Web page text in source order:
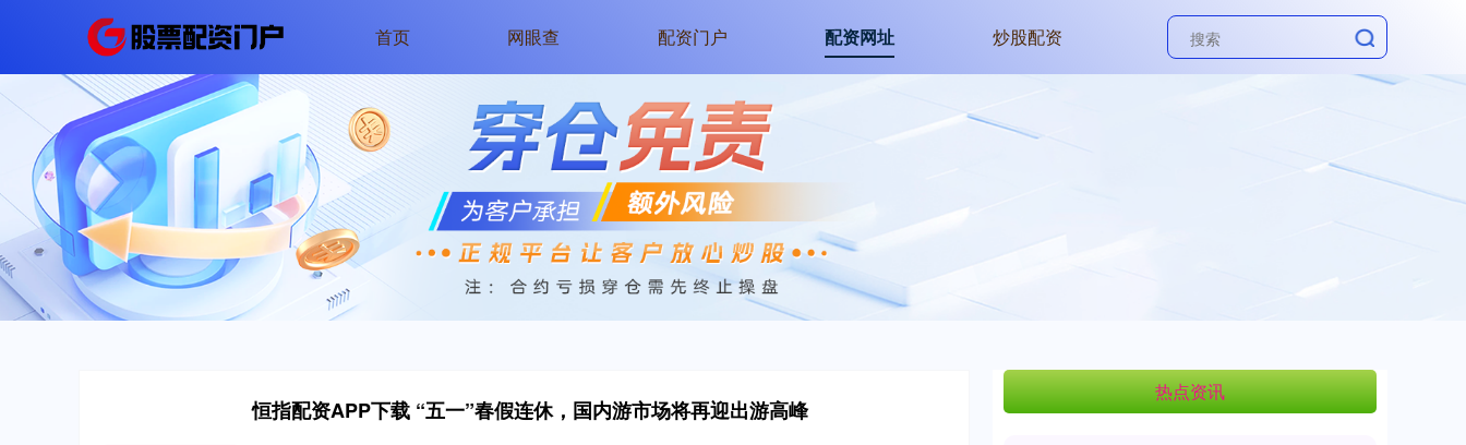
首页 网眼查 配资门户 配资网址 炒股配资
恒指配资APP下载 “五一”春假连休，国内游市场将再迎出游高峰
热点资讯